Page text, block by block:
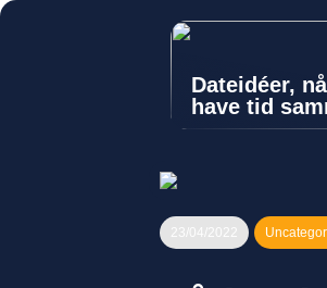
Dateidéer,
have tid
23/04/2022